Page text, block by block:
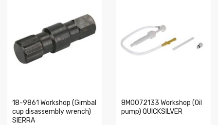
18-9861 Workshop (Gimbal
cup disassembly wrench)
SIERRA
8M0072133 Workshop (Oil
pump) QUICKSILVER